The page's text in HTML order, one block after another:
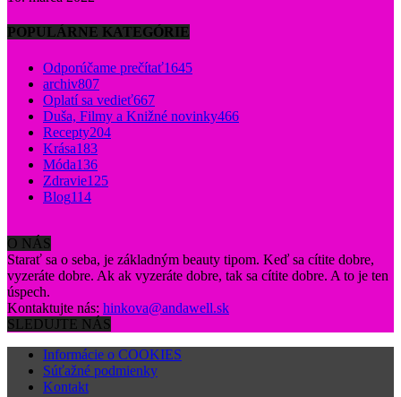
POPULÁRNE KATEGÓRIE
Odporúčame prečítať1645
archiv807
Oplatí sa vedieť667
Duša, Filmy a Knižné novinky466
Recepty204
Krása183
Móda136
Zdravie125
Blog114
O NÁS
Starať sa o seba, je základným beauty tipom. Keď sa cítite dobre,
vyzeráte dobre. Ak ak vyzeráte dobre, tak sa cítite dobre. A to je ten
úspech.
Kontaktujte nás: hinkova@andawell.sk
SLEDUJTE NÁS
Informácie o COOKIES
Súťažné podmienky
Kontakt